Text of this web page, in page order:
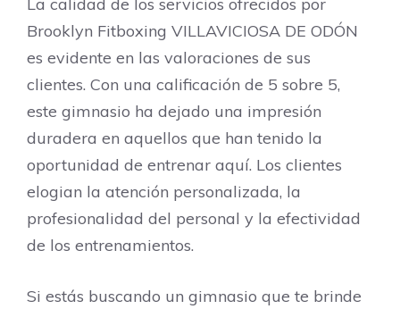
Brooklyn Fitboxing VILLAVICIOSA DE ODÓN
es evidente en las valoraciones de sus
clientes. Con una calificación de 5 sobre 5,
este gimnasio ha dejado una impresión
duradera en aquellos que han tenido la
oportunidad de entrenar aquí. Los clientes
elogian la atención personalizada, la
profesionalidad del personal y la efectividad
de los entrenamientos.
Si estás buscando un gimnasio que te brinde